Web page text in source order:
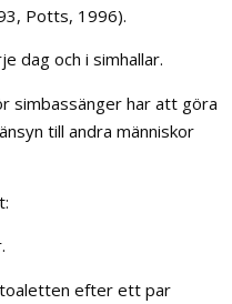
Potts, 1996).
dag och i simhallar.
simbassänger har att göra
till andra människor
toaletten efter ett par